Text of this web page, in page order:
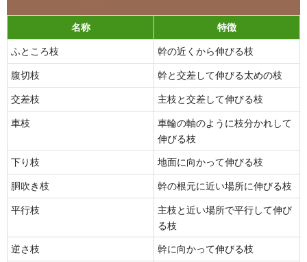
名称
特徴
ふところ枝
幹の近くから伸びる枝
腹切枝
幹と交差して伸びる太めの枝
交差枝
主枝と交差して伸びる枝
車枝
車輪の軸のように枝分かれして
伸びる枝
下り枝
地面に向かって伸びる枝
胴吹き枝
幹の根元に近い場所に伸びる枝
平行枝
主枝と近い場所で平行して伸び
る枝
逆さ枝
幹に向かって伸びる枝